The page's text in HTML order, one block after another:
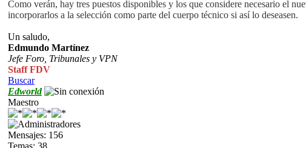
Como verán, hay tres puestos disponibles y los que considere necesario el
incorporarlos a la selección como parte del cuerpo técnico si así lo deseasen.
Un saludo,
Edmundo Martínez
Jefe Foro, Tribunales y VPN
Staff FDV
Buscar
Edworld
Maestro
Mensajes: 156
Temas: 38